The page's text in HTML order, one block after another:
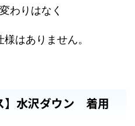
わりはなく
はありません。
】水沢ダウン 着用